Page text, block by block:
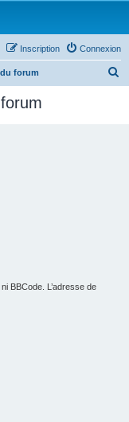
Connexion
Inscription
forum
BBCode. L’adresse de